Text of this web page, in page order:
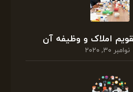
املاک و وظیفه آن
نوامبر ۳۰, ۲۰۲۰